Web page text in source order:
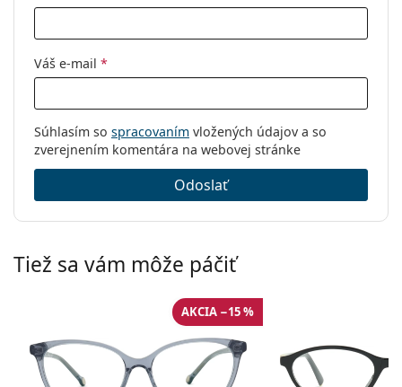
Váš e-mail *
Súhlasím so spracovaním vložených údajov a so
zverejnením komentára na webovej stránke
Odoslať
Tiež sa vám môže páčiť
AKCIA −15 %